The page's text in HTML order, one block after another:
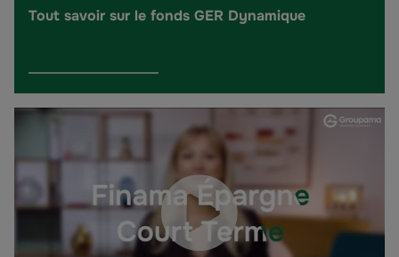
Tout savoir sur le fonds GER Dynamique